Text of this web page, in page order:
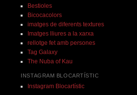
Bestioles
Bicocacolors
imatges de diferents textures
Imatges lliures a la xarxa
rellotge fet amb persones
Tag Galaxy
The Nuba of Kau
INSTAGRAM BLOCARTÍSTIC
Instagram Blocartístic